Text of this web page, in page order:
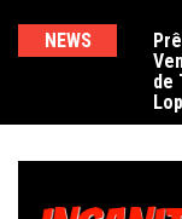
NEWS
de